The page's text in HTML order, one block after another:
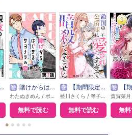
巻 賭けからはじまるサヨナラの恋【単話版】
無料で読む
巻 【期間限定無料】敵国の公爵様に愛されすぎて暗殺できません！
無料で読む
巻 【期間限定無
無
● ● ● ● ●